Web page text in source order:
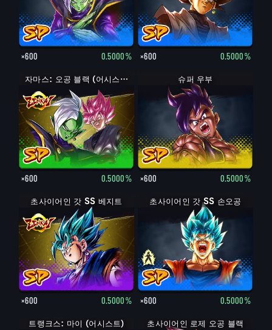
×600 0.5000% ×600 0.5000%
자마스: 오공 블랙 (어시스트)
×600 0.5000%
슈퍼 우부
×600 0.5000%
초사이어인 갓 SS 베지트
×600 0.5000%
초사이어인 갓 SS 손오공
초사이어인 갓 SS 손오공
×600 0.5000%
트랭크스: 마이 (어시스트) 오공 블랙
초사이어인 로제 오공 블랙